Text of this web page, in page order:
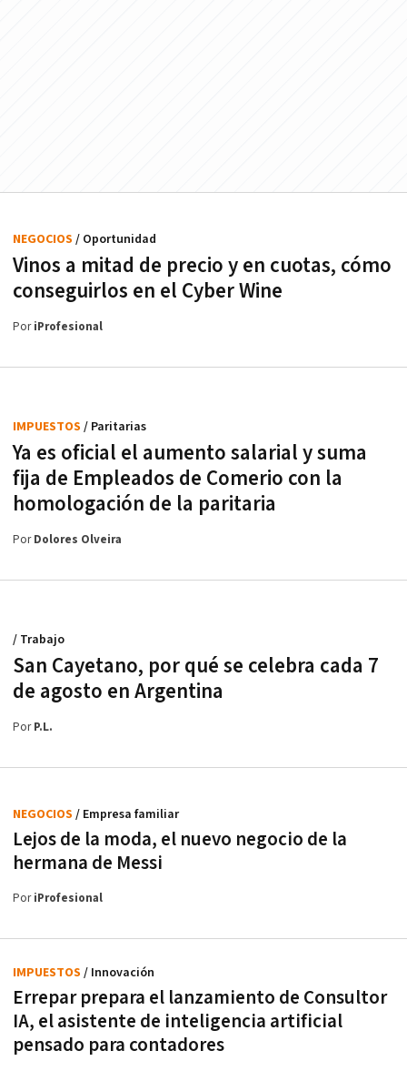
Vinos a mitad de precio y en cuotas, cómo
conseguirlos en el Cyber Wine
NEGOCIOS / Oportunidad
PoriProfesional
Ya es oficial el aumento salarial y suma
fija de Empleados de Comerio con la
homologación de la paritaria
IMPUESTOS / Paritarias
PorDolores Olveira
San Cayetano, por qué se celebra cada 7
de agosto en Argentina
/ Trabajo
PorP.L.
Lejos de la moda, el nuevo negocio de la
hermana de Messi
NEGOCIOS / Empresa familiar
PoriProfesional
Errepar prepara el lanzamiento de Consultor
IA, el asistente de inteligencia artificial
pensado para contadores
IMPUESTOS / Innovación